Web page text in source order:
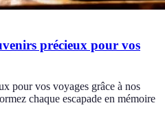
précieux pour vos
pour vos voyages grâce à nos
chaque escapade en mémoire